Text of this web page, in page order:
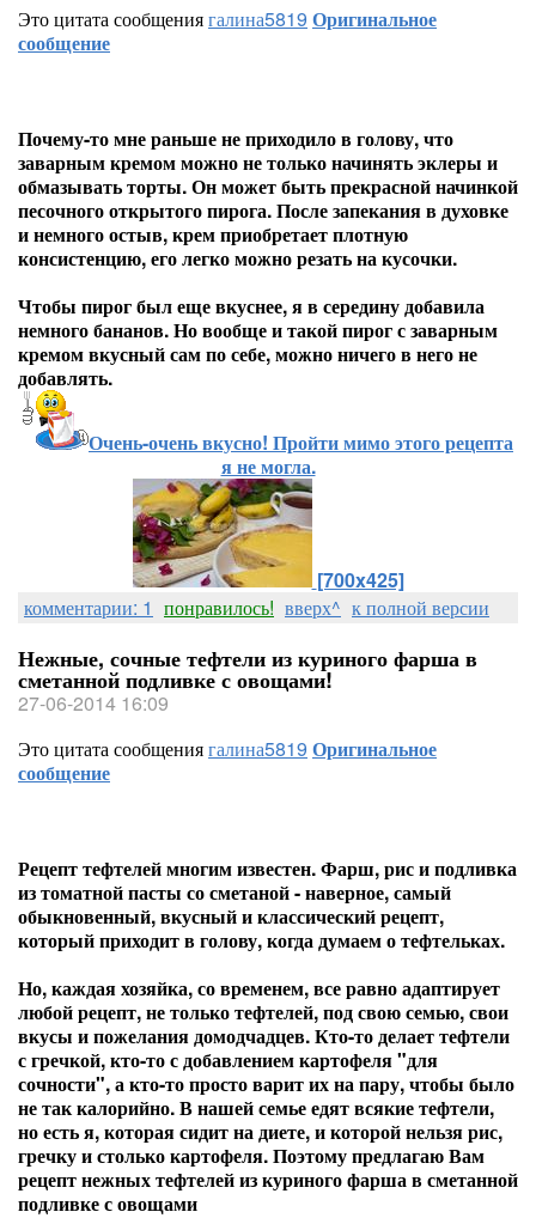
Это цитата сообщениягалина5819 Оригинальное
сообщение
Почему-то мне раньше не приходило в голову, что
заварным кремом можно не только начинять эклеры и
обмазывать торты. Он может быть прекрасной начинкой
песочного открытого пирога. После запекания в духовке
и немного остыв, крем приобретает плотную
консистенцию, его легко можно резать на кусочки.
Чтобы пирог был еще вкуснее, я в середину добавила
немного бананов. Но вообще и такой пирог с заварным
кремом вкусный сам по себе, можно ничего в него не
добавлять.
Очень-очень вкусно! Пройти мимо этого рецепта
я не могла.
[700x425]
комментарии: 1 понравилось! вверх^ к полной версии
Нежные, сочные тефтели из куриного фарша в
сметанной подливке с овощами!
27-06-2014 16:09
Это цитата сообщениягалина5819 Оригинальное
сообщение
Рецепт тефтелей многим известен. Фарш, рис и подливка
из томатной пасты со сметаной - наверное, самый
обыкновенный, вкусный и классический рецепт,
который приходит в голову, когда думаем о тефтельках.
Но, каждая хозяйка, со временем, все равно адаптирует
любой рецепт, не только тефтелей, под свою семью, свои
вкусы и пожелания домодчадцев. Кто-то делает тефтели
с гречкой, кто-то с добавлением картофеля "для
сочности", а кто-то просто варит их на пару, чтобы было
не так калорийно. В нашей семье едят всякие тефтели,
но есть я, которая сидит на диете, и которой нельзя рис,
гречку и столько картофеля. Поэтому предлагаю Вам
рецепт нежных тефтелей из куриного фарша в сметанной
подливке с овощами